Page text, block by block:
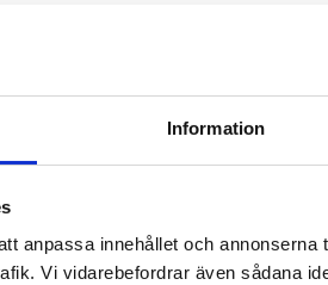
Information
anpassa innehållet och
Vi vidarebefordrar även sådana
och liggdel. När det inte används